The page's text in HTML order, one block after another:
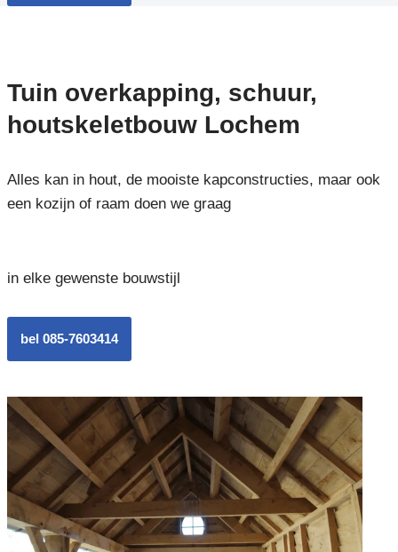
Tuin overkapping, schuur,
houtskeletbouw Lochem
Alles kan in hout, de mooiste kapconstructies, maar ook
een kozijn of raam doen we graag
in elke gewenste bouwstijl
bel 085-7603414